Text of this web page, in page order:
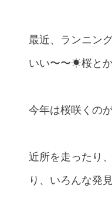
最近、ランニン
いい〜〜☀︎桜と
今年は桜咲くの
近所を走ったり
り、いろんな発